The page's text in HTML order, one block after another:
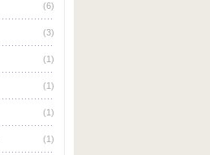
(6)
(3)
(1)
(1)
(1)
(1)